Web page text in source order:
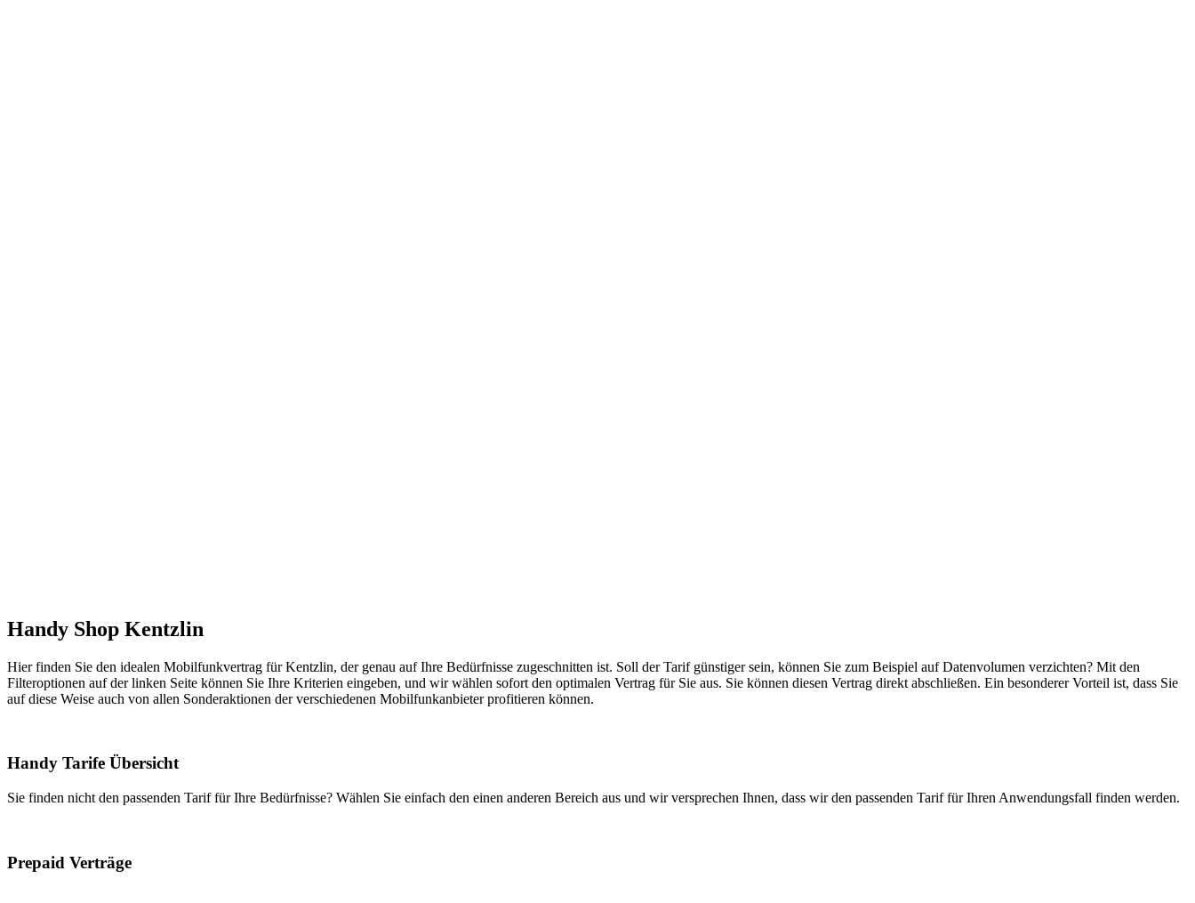
Handy Shop Kentzlin
Hier finden Sie den idealen Mobilfunkvertrag für Kentzlin, der genau auf Ihre Bedürfnisse zugeschnitten ist. Soll der Tarif günstiger sein, können Sie zum Beispiel auf Datenvolumen verzichten? Mit den
Filteroptionen auf der linken Seite können Sie Ihre Kriterien eingeben, und wir wählen sofort den optimalen Vertrag für Sie aus. Sie können diesen Vertrag direkt abschließen. Ein besonderer Vorteil ist, dass Sie
auf diese Weise auch von allen Sonderaktionen der verschiedenen Mobilfunkanbieter profitieren können.
Handy Tarife Übersicht
Sie finden nicht den passenden Tarif für Ihre Bedürfnisse? Wählen Sie einfach den einen anderen Bereich aus und wir versprechen Ihnen, dass wir den passenden Tarif für Ihren Anwendungsfall finden werden.
Prepaid Verträge